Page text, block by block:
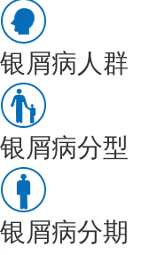
银屑病人群
银屑病分型
银屑病分期